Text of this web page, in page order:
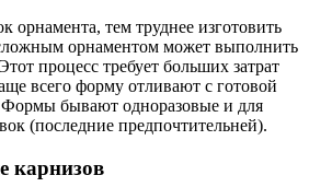
орнамента, тем труднее изготовить
орнаментом может выполнить
процесс требует больших затрат
всего форму отливают с готовой
бывают одноразовые и для
(последние предпочтительней).
карнизов